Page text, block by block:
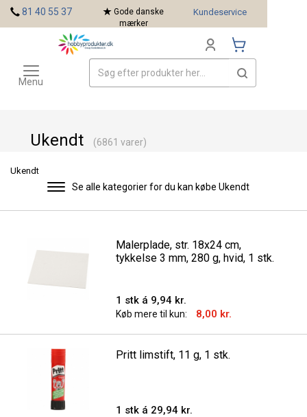
Ukendt (6861 varer)
Ukendt
Se alle kategorier for du kan købe Ukendt
Toggle
Malerplade, str. 18x24 cm,
tykkelse 3 mm, 280 g, hvid, 1 stk.
1 stk á 9,94 kr.
Køb mere til kun: 8,00 kr.
Pritt limstift, 11 g, 1 stk.
1 stk á 29,94 kr.
81 40 55 37
Gode danske
mærker
Kundeservice
Toggle
navigation
Menu
Mærker